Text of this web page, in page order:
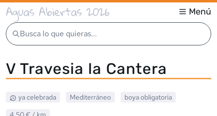
Aguas Abiertas 2026 Menú
Busca lo que quieras...
V Travesia la Cantera
ya celebrada Mediterráneo
boya obligatoria